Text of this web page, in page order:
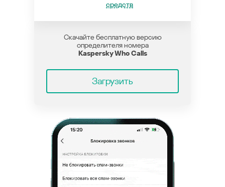
средств
Скачайте бесплатную версию
определителя номера
Kaspersky Who Calls
Загрузить